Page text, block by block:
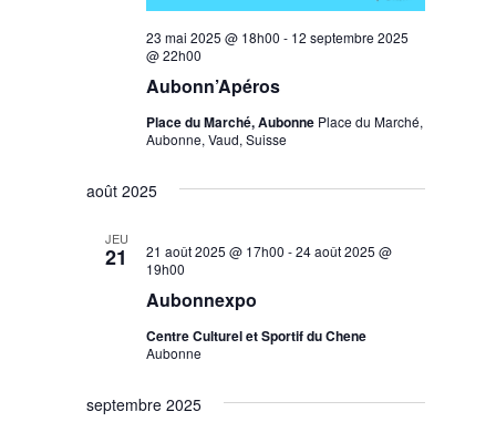
Aubonn’Apéros
23 mai 2025 @ 18h00 - 12 septembre 2025
@ 22h00
Place du Marché, Aubonne Place du Marché,
Aubonne, Vaud, Suisse
août 2025
JEU
21
Aubonnexpo
21 août 2025 @ 17h00 -24 août 2025 @
19h00
Centre Culturel et Sportif du Chene
Aubonne
septembre 2025